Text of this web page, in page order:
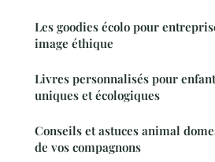
Les goodies écolo pour
image éthique
Livres personnalisés pour
uniques et écologiques
Conseils et astuces animal
de vos compagnons